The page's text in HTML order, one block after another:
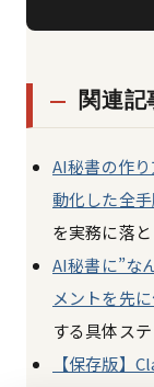
関連記
AI秘書の作
動化した全
を実務に落
AI秘書に”な
メントを先
する具体ス
【保存版】